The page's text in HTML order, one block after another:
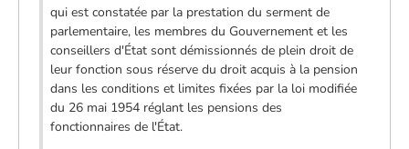
qui est constatée par la prestation du serment de
parlementaire, les membres du Gouvernement et les
conseillers d'État sont démissionnés de plein droit de
leur fonction sous réserve du droit acquis à la pension
dans les conditions et limites fixées par la loi modifiée
du 26 mai 1954 réglant les pensions des
fonctionnaires de l'État.